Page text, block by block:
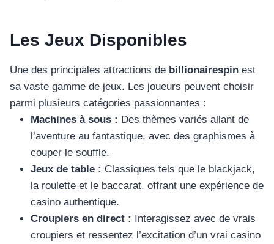
Les Jeux Disponibles
Une des principales attractions de billionairespin est
sa vaste gamme de jeux. Les joueurs peuvent choisir
parmi plusieurs catégories passionnantes :
Machines à sous : Des thèmes variés allant de
l’aventure au fantastique, avec des graphismes à
couper le souffle.
Jeux de table : Classiques tels que le blackjack,
la roulette et le baccarat, offrant une expérience de
casino authentique.
Croupiers en direct :
Interagissez avec de vrais
croupiers et ressentez l’excitation d’un vrai casino